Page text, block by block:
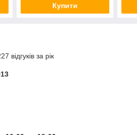
Купити
відгуків за рік